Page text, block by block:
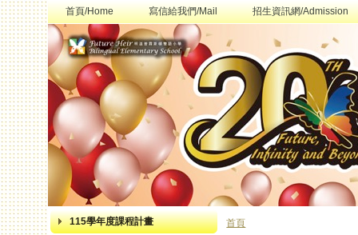
首頁/Home 寫信給我們/Mail 招生資訊網/Admission
115學年度課程計畫 首頁